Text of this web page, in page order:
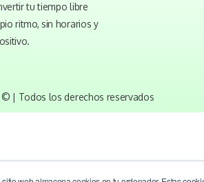
tu tiempo libre
ritmo, sin horarios y
© | Todos los derechos reservados